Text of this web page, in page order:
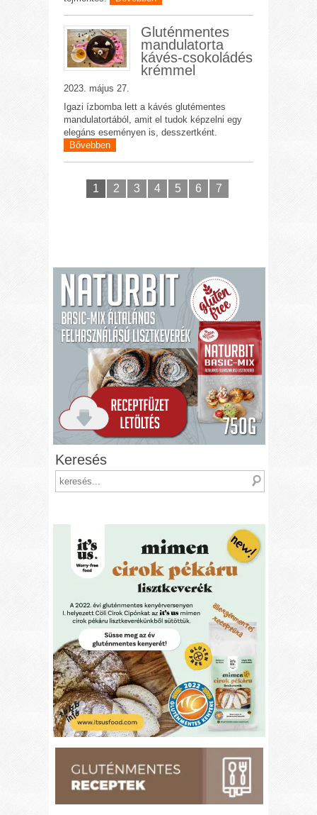
Gluténmentes
mandulatorta
kávés-csokoládés
krémmel
2023. május 27.
Igazi ízbomba lett a kávés glutémentes
mandulatortából, amit el tudok képzelni egy
elegáns eseményen is, desszertként.
Bővebben
1 2 3 4 5 6 7
Keresés